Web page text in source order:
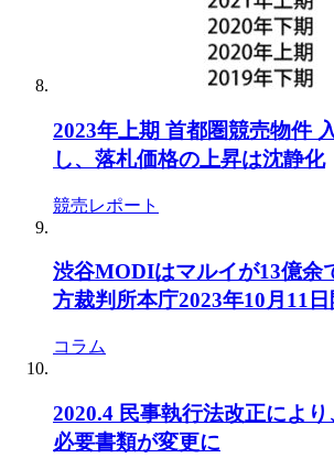
2023年上期 首都圏競売物件
し、落札価格の上昇は沈静化
競売レポート
渋谷MODIはマルイが13億
方裁判所本庁2023年10月11
コラム
2020.4 民事執行法改正によ
必要書類が変更に